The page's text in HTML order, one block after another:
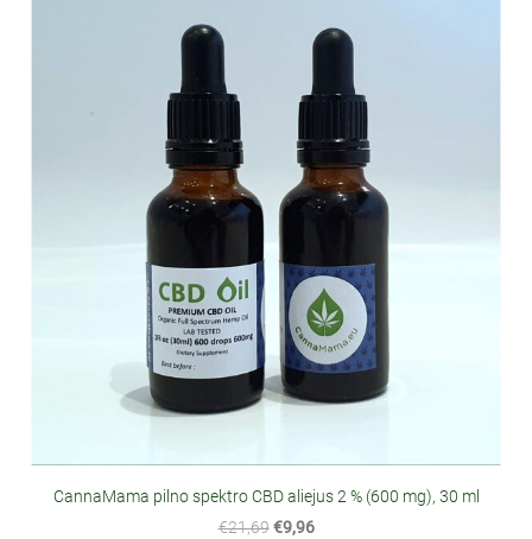
CannaMama pilno spektro CBD aliejus 2 % (600 mg), 30 ml
€21,69 €9,96